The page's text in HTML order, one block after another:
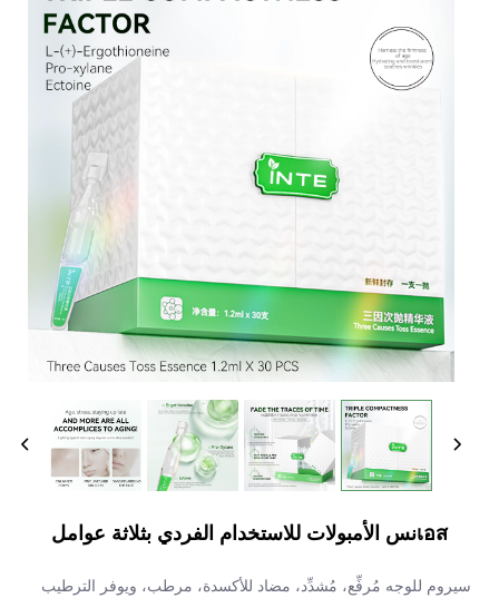
เอสنس الأمبولات للاستخدام الفردي بثلاثة عوامل
سيروم للوجه مُرفِّع، مُشدِّد، مضاد للأكسدة، مرطب، ويوفر الترطيب